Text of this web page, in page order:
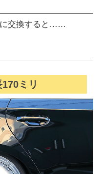
に交換すると……
ミリ